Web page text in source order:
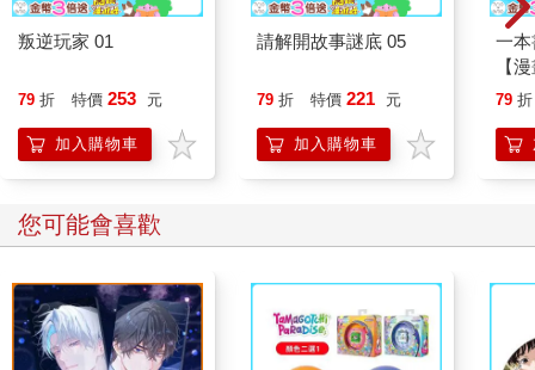
叛逆玩家 01
79 折 特價 253 元
加入購物車
請解開故事謎底 05
79 折 特價 221 元
加入購物車
一
【
行
「
學方
79 折
您可能會喜歡